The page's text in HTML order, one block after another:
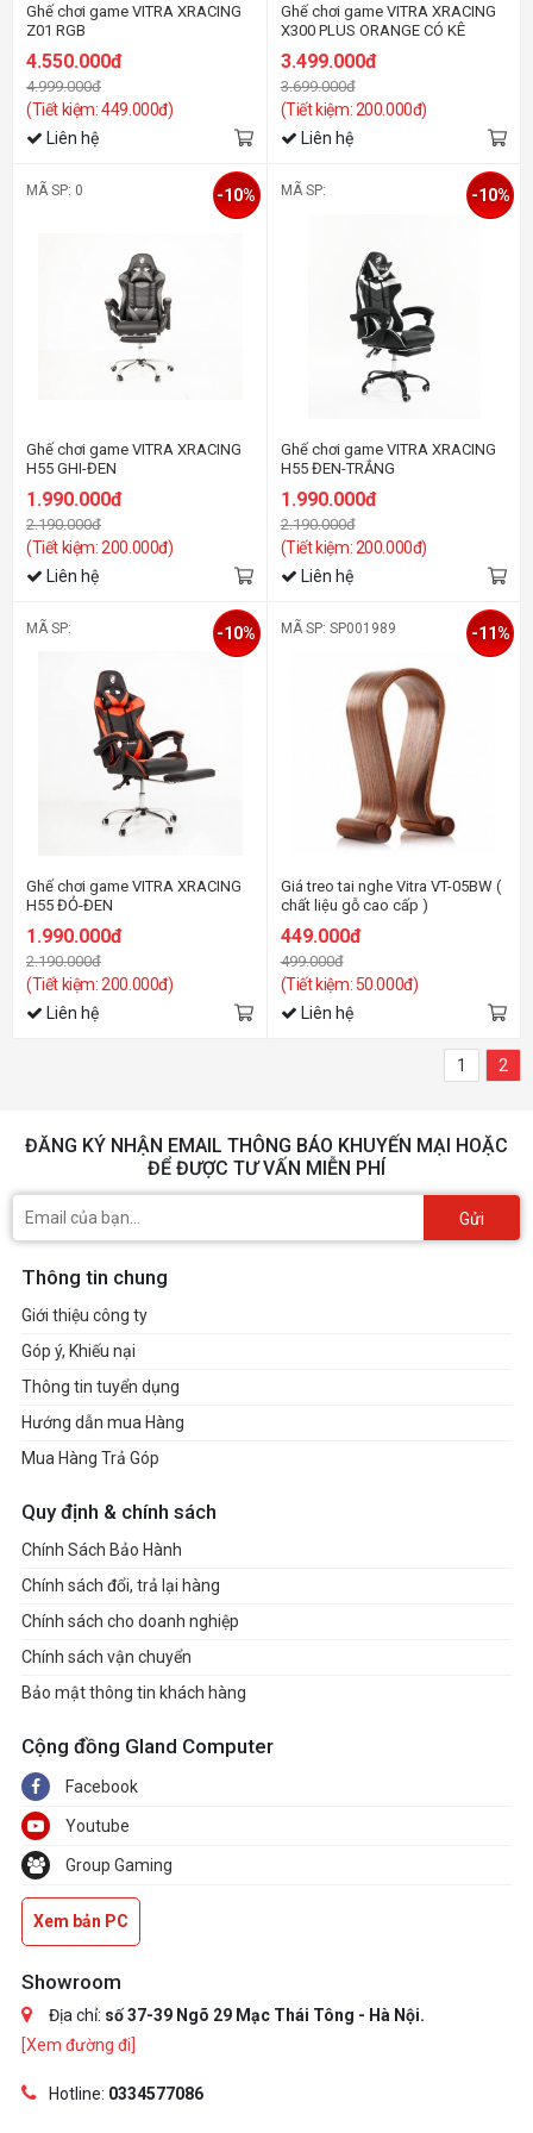
Ghế chơi game VITRA XRACING
Z01 RGB
4.550.000đ
4.999.000đ
(Tiết kiệm: 449.000đ)
Liên hệ
Ghế chơi game VITRA XRACING
X300 PLUS ORANGE CÓ KÊ
CHÂN
3.499.000đ
3.699.000đ
(Tiết kiệm: 200.000đ)
Liên hệ
MÃ SP: 0
Ghế chơi game VITRA XRACING
H55 GHI-ĐEN
1.990.000đ
2.190.000đ
(Tiết kiệm: 200.000đ)
-10%
Liên hệ
MÃ SP:
Ghế chơi game VITRA XRACING
H55 ĐEN-TRẮNG
1.990.000đ
2.190.000đ
(Tiết kiệm: 200.000đ)
-10%
Liên hệ
MÃ SP:
Ghế chơi game VITRA XRACING
H55 ĐỎ-ĐEN
1.990.000đ
2.190.000đ
(Tiết kiệm: 200.000đ)
-10%
Liên hệ
MÃ SP: SP001989
Giá treo tai nghe Vitra VT-05BW (
chất liệu gỗ cao cấp )
449.000đ
499.000đ
(Tiết kiệm: 50.000đ)
-11%
Liên hệ
1 2
ĐĂNG KÝ NHẬN EMAIL THÔNG BÁO KHUYẾN MẠI HOẶC
ĐỂ ĐƯỢC TƯ VẤN MIỄN PHÍ
Gửi
Thông tin chung
Giới thiệu công ty
Góp ý, Khiếu nại
Thông tin tuyển dụng
Hướng dẫn mua Hàng
Mua Hàng Trả Góp
Quy định & chính sách
Chính Sách Bảo Hành
Chính sách đổi, trả lại hàng
Chính sách cho doanh nghiệp
Chính sách vận chuyển
Bảo mật thông tin khách hàng
Cộng đồng Gland Computer
Facebook
Youtube
Group Gaming
Xem bản PC
Showroom
Địa chỉ: số 37-39 Ngõ 29 Mạc Thái Tông - Hà Nội.
[Xem đường đi]
Hotline: 0334577086